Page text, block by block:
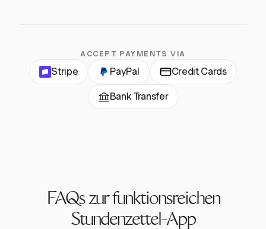
ACCEPT PAYMENTS VIA
Stripe PayPal Credit Cards
Bank Transfer
FAQs zur funktionsreichen
Stundenzettel-App